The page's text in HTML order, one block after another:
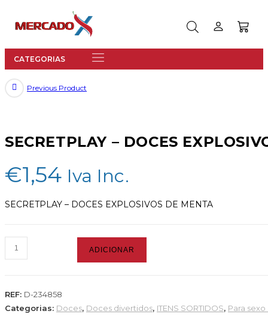
Previous Product
SECRETPLAY – DOCES
€1,54 Iva Inc.
SECRETPLAY – DOCES EXPLOSIVOS DE MENTA
ADICIONAR
REF: D-234858
Categorias: Doces, Doces divertidos, ITENS SORTIDOS, Para sexo